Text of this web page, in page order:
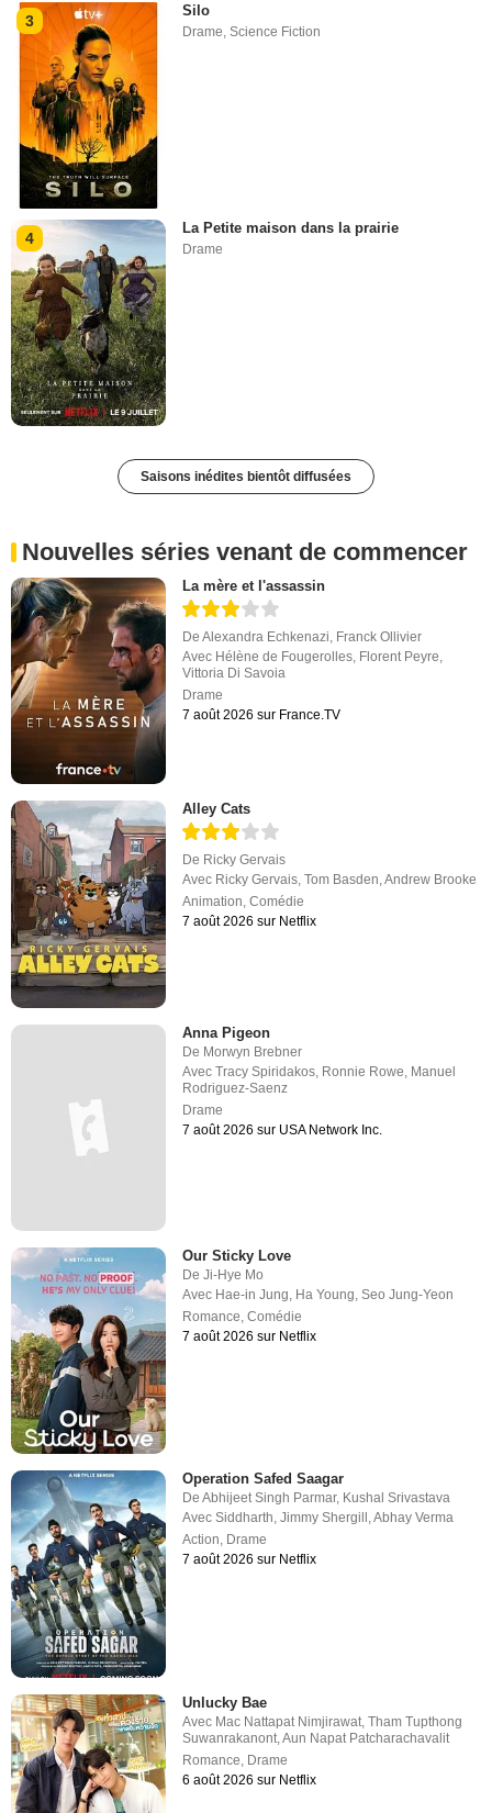
3
Silo
Drame ,Science Fiction
4
La Petite maison dans la prairie
Drame
Saisons inédites bientôt diffusées
Nouvelles séries venant de commencer
La mère et l'assassin
DeAlexandra Echkenazi, Franck Ollivier
Avec Hélène de Fougerolles, Florent Peyre,
Vittoria Di Savoia
Drame
7 août 2026 sur France.TV
Alley Cats
De Ricky Gervais
Avec Ricky Gervais,Tom Basden,Andrew Brooke
Animation,Comédie
7 août 2026 sur Netflix
Anna Pigeon
De Morwyn Brebner
AvecTracy Spiridakos Ronnie Rowe Manuel
Rodriguez-Saenz
Drame
7 août 2026 sur USA Network Inc.
Our Sticky Love
DeJi-Hye Mo
Avec Hae-in Jung, Ha Young,Seo Jung-Yeon
Romance,Comédie
7 août 2026 sur Netflix
Operation Safed Saagar
DeAbhijeet Singh Parmar, Kushal Srivastava
AvecSiddharth,Jimmy Shergill ,Abhay Verma
Action, Drame
7 août 2026 sur Netflix
Unlucky Bae
Avec Mac Nattapat Nimjirawat ,Tham Tupthong
Suwanrakanont ,Aun Napat Patcharachavalit
Romance Drame
6 août 2026 sur Netflix